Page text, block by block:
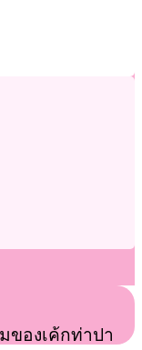
ของเค้กท่าปา